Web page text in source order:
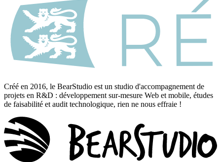
Créé en 2016, le BearStudio est un studio d'accompagnement de
projets en R&D : développement sur-mesure Web et mobile, études
de faisabilité et audit technologique, rien ne nous effraie !